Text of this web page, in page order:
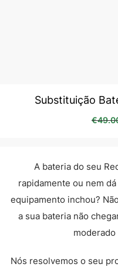
Substituição
€
A bateria do seu
rapidamente ou nem
equipamento inchou?
a sua bateria não
Nós resolvemos o seu